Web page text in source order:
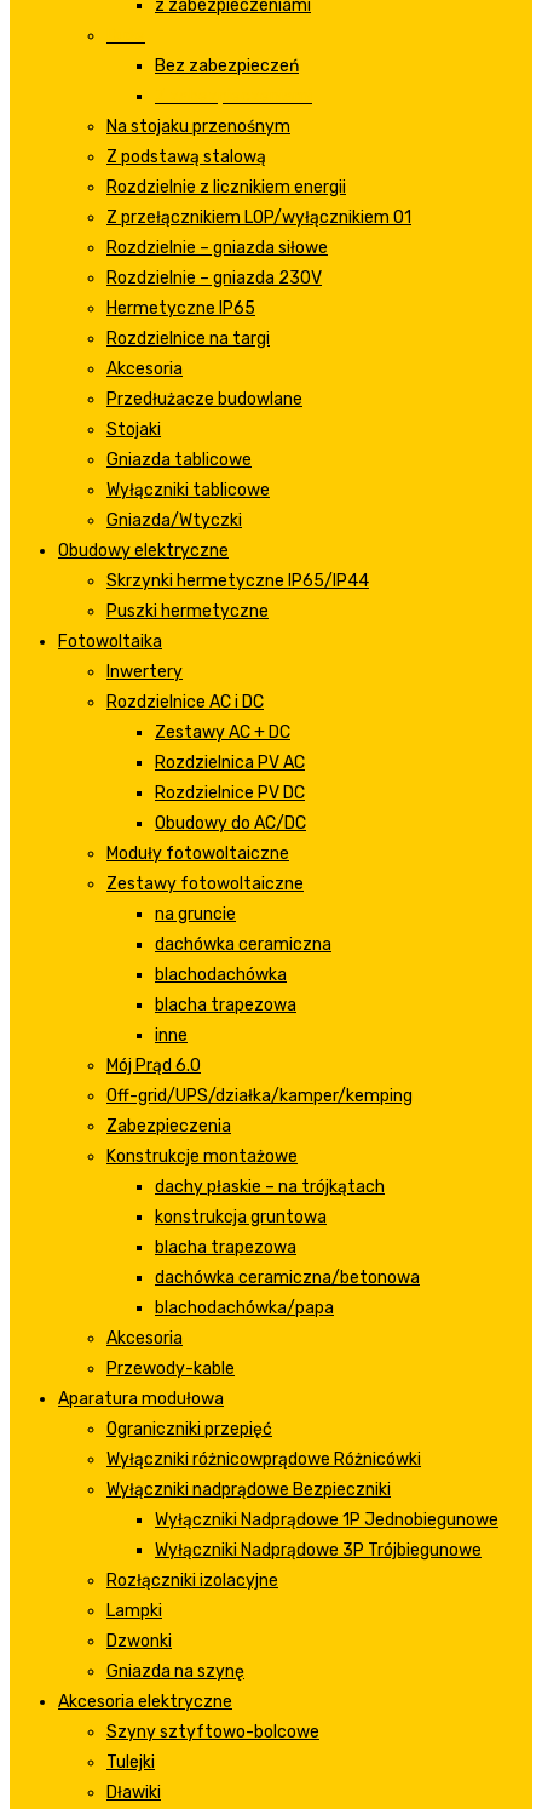
z zabezpieczeniami
Bez zabezpieczeń
Na stojaku przenośnym
Z podstawą stalową
Rozdzielnie z licznikiem energii
Z przełącznikiem LOP/wyłącznikiem 01
Rozdzielnie – gniazda siłowe
Rozdzielnie – gniazda 230V
Hermetyczne IP65
Rozdzielnice na targi
Akcesoria
Przedłużacze budowlane
Stojaki
Gniazda tablicowe
Wyłączniki tablicowe
Gniazda/Wtyczki
Obudowy elektryczne
Skrzynki hermetyczne IP65/IP44
Puszki hermetyczne
Fotowoltaika
Inwertery
Rozdzielnice AC i DC
Zestawy AC + DC
Rozdzielnica PV AC
Rozdzielnice PV DC
Obudowy do AC/DC
Moduły fotowoltaiczne
Zestawy fotowoltaiczne
na gruncie
dachówka ceramiczna
blachodachówka
blacha trapezowa
inne
Mój Prąd 6.0
Off-grid/UPS/działka/kamper/kemping
Zabezpieczenia
Konstrukcje montażowe
dachy płaskie – na trójkątach
konstrukcja gruntowa
blacha trapezowa
dachówka ceramiczna/betonowa
blachodachówka/papa
Akcesoria
Przewody-kable
Aparatura modułowa
Ograniczniki przepięć
Wyłączniki różnicowprądowe Różnicówki
Wyłączniki nadprądowe Bezpieczniki
Wyłączniki Nadprądowe 1P Jednobiegunowe
Wyłączniki Nadprądowe 3P Trójbiegunowe
Rozłączniki izolacyjne
Lampki
Dzwonki
Gniazda na szynę
Akcesoria elektryczne
Szyny sztyftowo-bolcowe
Tulejki
Dławiki